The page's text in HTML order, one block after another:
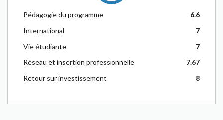
Pédagogie du programme
6.6
International
7
Vie étudiante
7
Réseau et insertion professionnelle
7.67
Retour sur investissement
8